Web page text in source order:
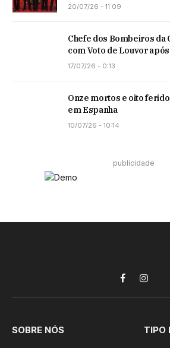
20/07/26 - 11:09
Chefe dos Bombeiros da
com Voto de Louvor
17/07/26 - 0:13
Onze mortos e oito
em Espanha
10/07/26 - 10:14
publicidade
Facebook
SOBRE NÓS TIPO